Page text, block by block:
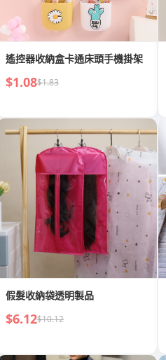
遙控器收納盒卡通床頭手機掛架
$1.08$1.83
假髮收納袋透明製品
$6.12$10.12